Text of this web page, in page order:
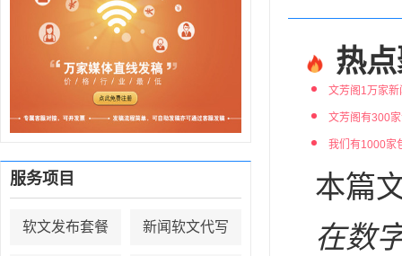
服务项目
软文发布套餐 新闻软文代写
热
文芳阁1万家
文芳阁有300
我们有1000家
本篇
在数